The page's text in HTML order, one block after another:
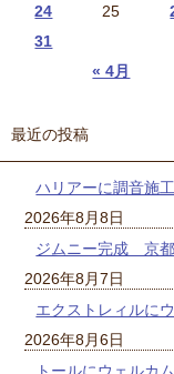
« 4月
24
25
31
最近の投稿
ハリアーに調音施
2026年8月8日
ジムニー完成 京
2026年8月7日
エクストレィルに
2026年8月6日
トールにウェルカ